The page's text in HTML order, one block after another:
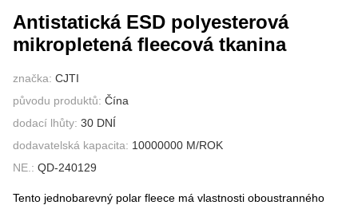
Antistatická ESD polyesterová
mikropletená fleecová tkanina
značka: CJTI
původu produktů: Čína
dodací lhůty: 30 DNÍ
dodavatelská kapacita: 10000000 M/ROK
NE.: QD-240129
Tento jednobarevný polar fleece má vlastnosti oboustranného